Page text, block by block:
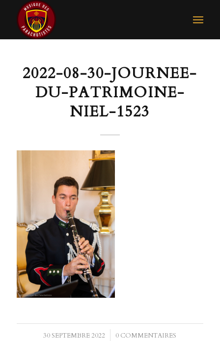
2022-08-30-JOURNEE-
DU-PATRIMOINE-
NIEL-1523
30 SEPTEMBRE 2022
/ 0 COMMENTAIRES